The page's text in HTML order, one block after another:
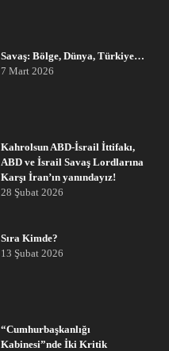
Savaş: Bölge, Dünya, Türkiye…
7 Mart 2026
Kahrolsun ABD-İsrail İttifakı,
ABD ve İsrail Savaş Lordlarına
Karşı İran’ın yanındayız!
28 Şubat 2026
Sıra Kimde?
13 Şubat 2026
“Cumhurbaşkanlığı
Kabinesi”nde İki Kritik